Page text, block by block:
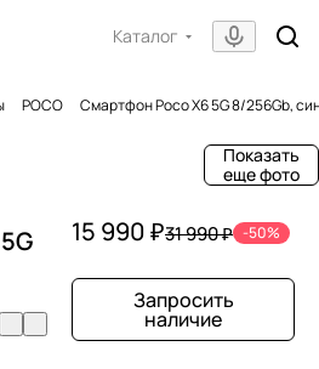
Каталог
POCO Смартфон Poco X6 5G 8/256Gb,
Показать
еще фото
15 990 ₽31 990 ₽ -50%
Запросить
наличие